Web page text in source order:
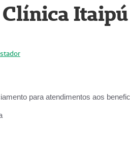
para atendimentos aos